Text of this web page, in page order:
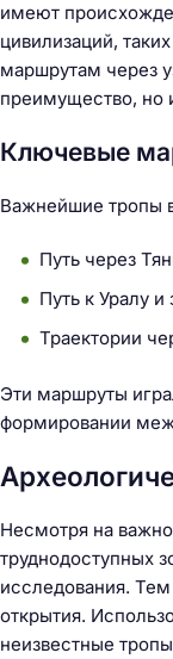
имеют
цивилизаций,
маршрутам через
преимущество, но
Ключевые
Важнейшие тропы
Путь через
Путь к Уралу
Траектории
Эти маршруты
формировании
Несмотря на
труднодоступных
исследования.
открытия.
неизвестные